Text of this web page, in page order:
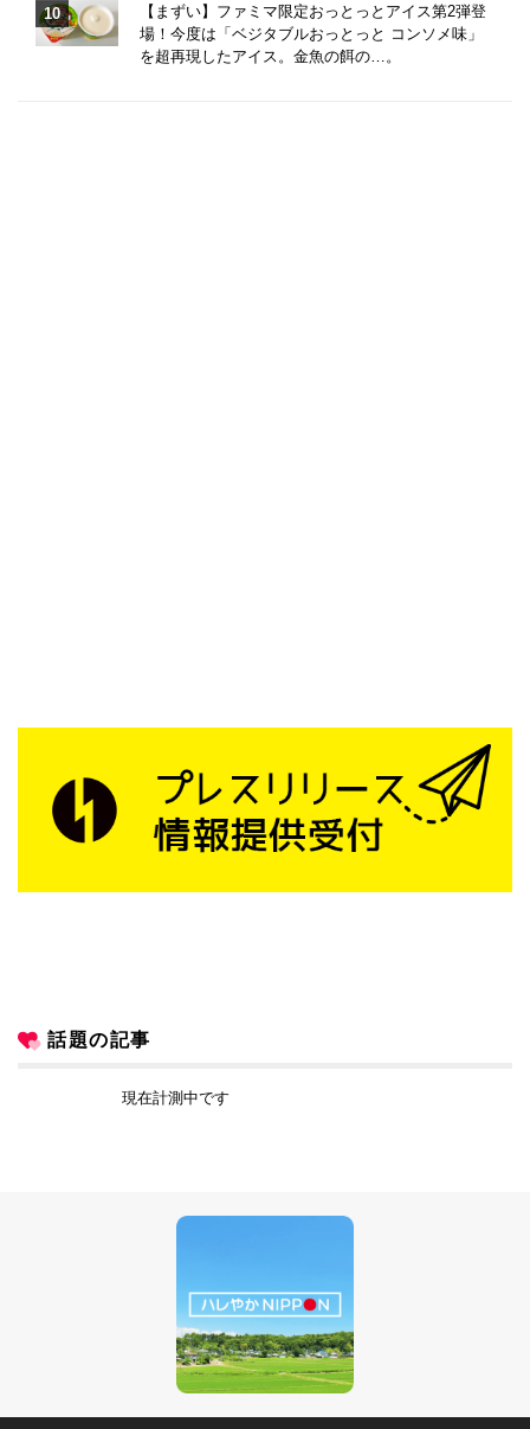
【まずい】ファミマ限定おっとっとアイス第2弾登
場！今度は「ベジタブルおっとっと コンソメ味」
を超再現したアイス。金魚の餌の…。
話題の記事
現在計測中です